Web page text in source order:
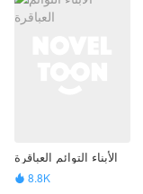
الأبناء التوائم العباقرة
 8.8K